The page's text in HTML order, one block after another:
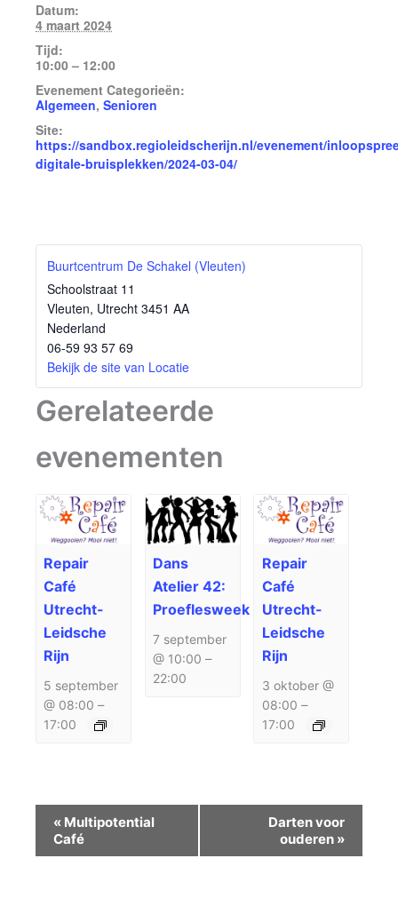
Datum:
4 maart 2024
Tijd:
10:00 – 12:00
Evenement Categorieën:
Algemeen, Senioren
Site:
https://sandbox.regioleidscherijn.nl/evenement/
digitale-bruisplekken/2024-03-04/
Buurtcentrum De Schakel (Vleuten)
Schoolstraat 11
Vleuten, Utrecht 3451 AA
Nederland
06-59 93 57 69
Bekijk de site van Locatie
Gerelateerde
evenementen
Repair
Café
Utrecht-
Leidsche
Rijn
5 september
@ 08:00 –
17:00
Dans
Atelier 42:
Proeflesweek
7 september
@ 10:00 –
22:00
Repair
Café
Utrecht-
Leidsche
Rijn
3 oktober @
08:00 –
17:00
Evenement
Navigatie
« Multipotential
Café
Darten voor
ouderen »